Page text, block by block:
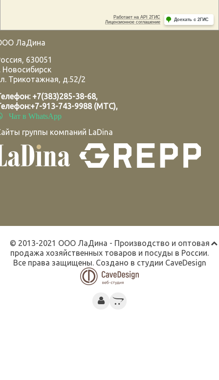
ЛаДина
, 630051
Новосибирск
Трикотажная, д.52/2
+7(383)285-38-68,
+7-913-743-9988 (МТС),
Чат в WhatsApp
группы компаний LaDina
© 2013-2021 ООО ЛаДина - Производство и оптовая
продажа хозяйственных товаров и посуды в России.
Все права защищены. Создано в студии CaveDesign